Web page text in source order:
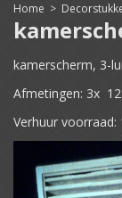
Home >
kamerscherm, 3-
Afmetingen: 3x
Verhuur voorraad: